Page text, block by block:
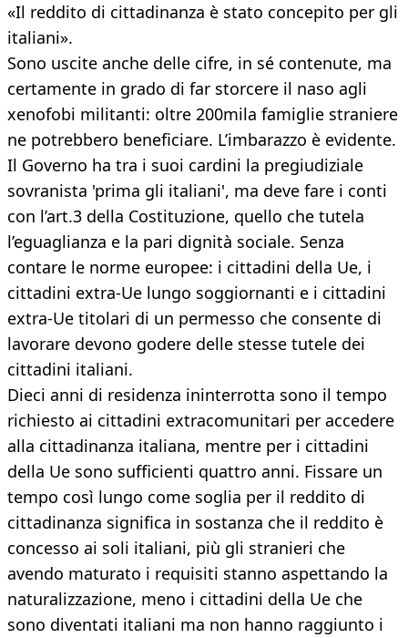
«Il reddito di cittadinanza è stato concepito per gli
italiani».
Sono uscite anche delle cifre, in sé contenute, ma
certamente in grado di far storcere il naso agli
xenofobi militanti: oltre 200mila famiglie straniere
ne potrebbero beneficiare. L’imbarazzo è evidente.
Il Governo ha tra i suoi cardini la pregiudiziale
sovranista 'prima gli italiani', ma deve fare i conti
con l’art.3 della Costituzione, quello che tutela
l’eguaglianza e la pari dignità sociale. Senza
contare le norme europee: i cittadini della Ue, i
cittadini extra-Ue lungo soggiornanti e i cittadini
extra-Ue titolari di un permesso che consente di
lavorare devono godere delle stesse tutele dei
cittadini italiani.
Dieci anni di residenza ininterrotta sono il tempo
richiesto ai cittadini extracomunitari per accedere
alla cittadinanza italiana, mentre per i cittadini
della Ue sono sufficienti quattro anni. Fissare un
tempo così lungo come soglia per il reddito di
cittadinanza significa in sostanza che il reddito è
concesso ai soli italiani, più gli stranieri che
avendo maturato i requisiti stanno aspettando la
naturalizzazione, meno i cittadini della Ue che
sono diventati italiani ma non hanno raggiunto i